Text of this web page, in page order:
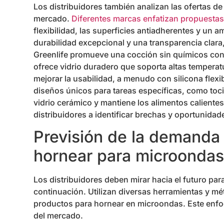
Los distribuidores también analizan las ofertas
mercado. Diferentes marcas enfatizan
flexibilidad, las superficies antiadherentes y un
durabilidad excepcional y una transparencia
Greenlife promueve una cocción sin químicos
ofrece vidrio duradero que soporta altas
mejorar la usabilidad, a menudo con silicona
diseños únicos para tareas específicas, como
vidrio cerámico y mantiene los alimentos
distribuidores a identificar brechas y
Previsión de la
hornear para microondas
Los distribuidores deben mirar hacia el futuro
continuación. Utilizan diversas herramientas y
productos para hornear en microondas. Este
del mercado.